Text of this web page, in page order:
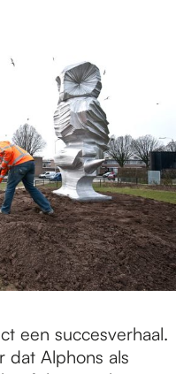
een succesverhaal.
dat Alphons als